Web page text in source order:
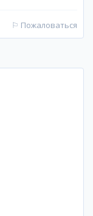
⚐ Пожаловаться